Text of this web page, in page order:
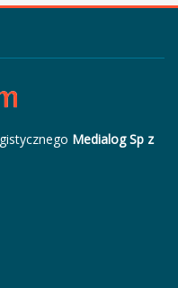
Medialog Sp z